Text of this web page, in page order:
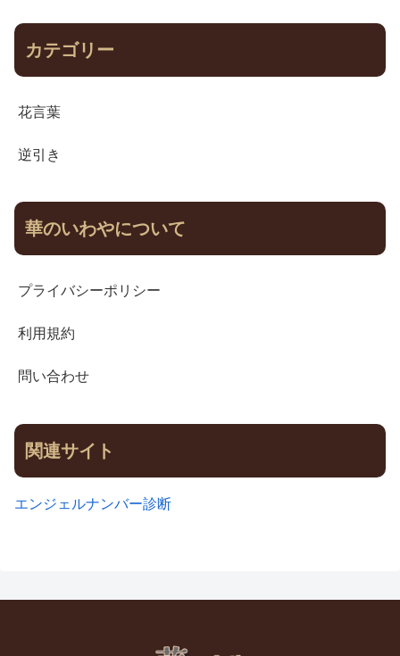
カテゴリー
花言葉
逆引き
華のいわやについて
プライバシーポリシー
利用規約
問い合わせ
関連サイト
エンジェルナンバー診断